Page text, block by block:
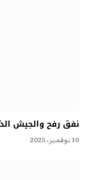
نفق رفح والجيش
10 نوفمبر، 2025